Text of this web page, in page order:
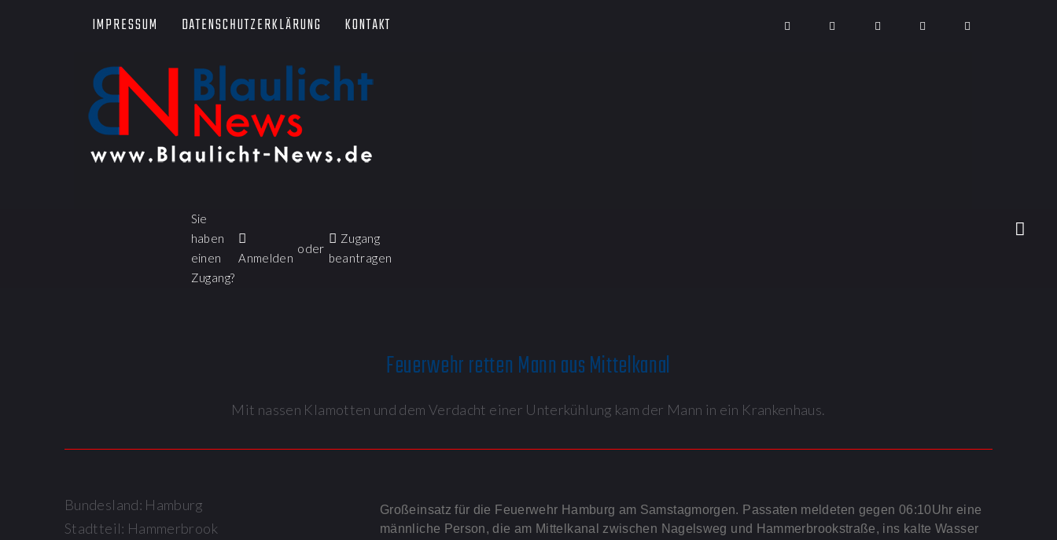
IMPRESSUM DATENSCHUTZERKLÄRUNG KONTAKT
Sie
haben
einen
Zugang?
Anmelden
oder
Zugang
beantragen
Feuerwehr retten Mann aus Mittelkanal
Mit nassen Klamotten und dem Verdacht einer Unterkühlung kam der Mann in ein Krankenhaus.
Bundesland: Hamburg
Stadtteil: Hammerbrook
Großeinsatz für die Feuerwehr Hamburg am Samstagmorgen. Passaten meldeten gegen 06:10Uhr eine
männliche Person, die am Mittelkanal zwischen Nagelsweg und Hammerbrookstraße, ins kalte Wasser